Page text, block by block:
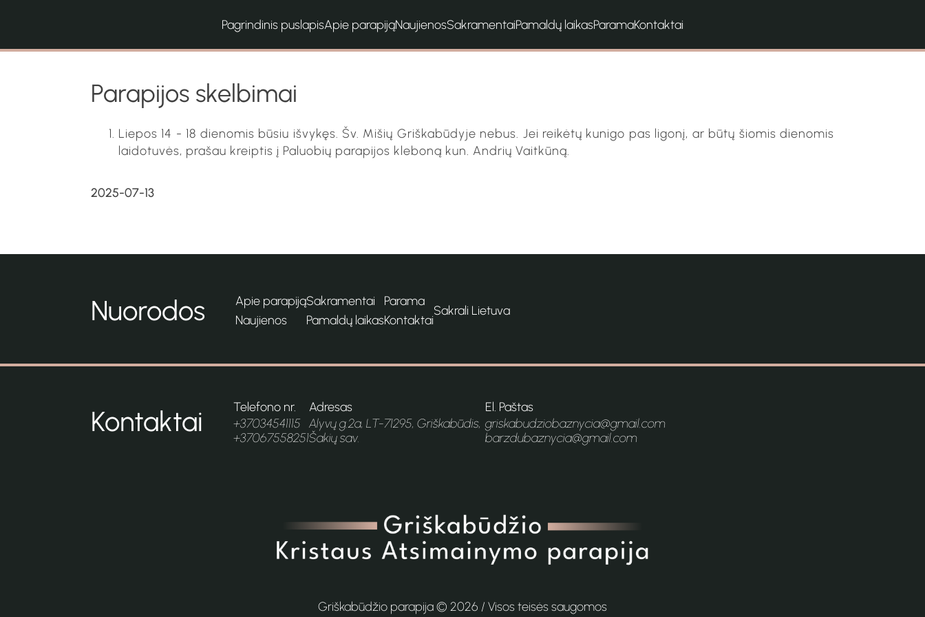
Pagrindinis puslapisApie parapijąNaujienosSakramentaiPamaldų laikasParamaKontaktai
Parapijos skelbimai
Liepos 14 - 18 dienomis būsiu išvykęs. Šv. Mišių Griškabūdyje nebus. Jei reikėtų kunigo pas ligonį, ar būtų šiomis dienomis
laidotuvės, prašau kreiptis į Paluobių parapijos kleboną kun. Andrių Vaitkūną.
2025-07-13
Nuorodos
Apie parapiją
Naujienos
Sakramentai
Pamaldų laikas
Parama
Kontaktai
Sakrali Lietuva
Kontaktai
Telefono nr.
+37034541115
+37067558251
Adresas
Alyvų g.2a, LT-71295, Griškabūdis,
Šakių sav.
El. Paštas
griskabudziobaznycia@gmail.com
barzdubaznycia@gmail.com
Griškabūdžio parapija © 2026 / Visos teisės saugomos